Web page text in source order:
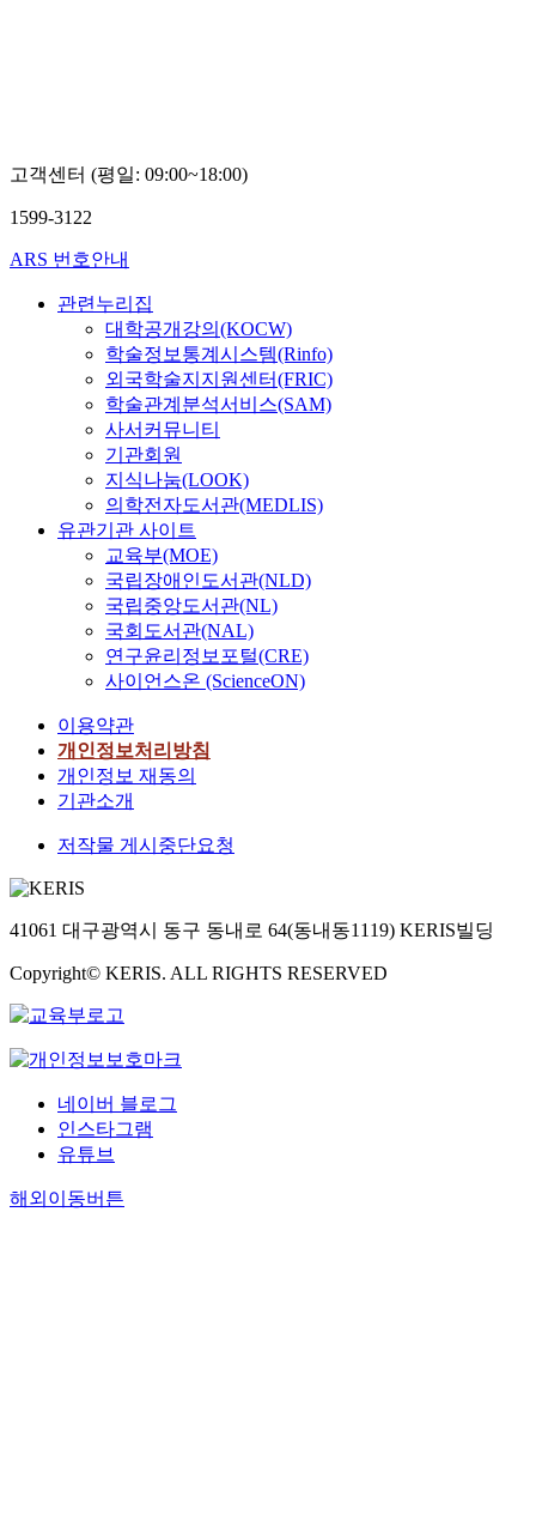
료
재
결
고객센터 (평일: 09:00~18:00)
1599-3122
ARS 번호안내
관련누리집
대학공개강의(KOCW)
학술정보통계시스템(Rinfo)
외국학술지지원센터(FRIC)
학술관계분석서비스(SAM)
사서커뮤니티
기관회원
지식나눔(LOOK)
의학전자도서관(MEDLIS)
유관기관 사이트
교육부(MOE)
국립장애인도서관(NLD)
국립중앙도서관(NL)
국회도서관(NAL)
연구윤리정보포털(CRE)
사이언스온 (ScienceON)
이용약관
개인정보처리방침
개인정보 재동의
기관소개
저작물 게시중단요청
41061 대구광역시 동구 동내로 64(동내동1119) KERIS빌딩
Copyright© KERIS. ALL RIGHTS RESERVED
네이버 블로그
인스타그램
유튜브
해외이동버튼